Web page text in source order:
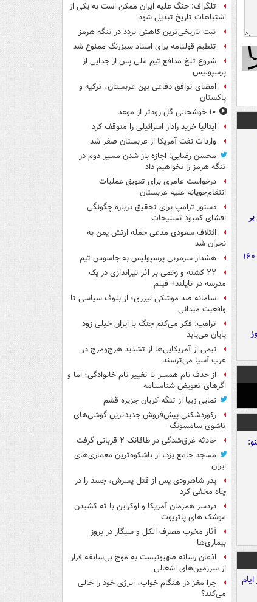
فوتی بر
در ۱۶۰ روز
تلگراف: جنگ علیه ایران ممکن است به یکی از
اشتباهات تاریخ تبدیل شود
ثبت تاریخی‌ترین کاهش تردد در تنگه هرمز
تنظیم قولنامه برای اسناد سبزرنگ ممنوع شد
شروع تلخ مدافع تیم ملی پس از جدایی از
پرسپولیس
امضای توافق دفاعی بین عربستان، ترکیه و
پاکستان
۱۰ خوشحالی گل زودتر از موعد
ایتالیا خرید رادار اسرائیلی را متوقف کرد
واردات نفت آمریکا از عربستان صفر شد
محسن رضایی: اجازه باز شدن مسیر دوم در
تنگه هرمز را نخواهیم داد
درخواست عامری برای تعویق عملیات
انتقام‌جویانه علیه عربستان
دستور ترامپ برای تحقیق درباره چگونگی
افشای کمبود تسلیحات
ائتلاف سعودی مدعی حمله ارتش یمن به
نجران شد
هشدار سرمربی پرسپولیس به جاسوس تیم
۲۲ کشته و زخمی بر اثر تیراندازی در یک
مدرسه در تایلند+ فیلم
سامانه ضد موشکی لیزری؛ از بلوف سیاسی تا
واقعیت میدانی
ترامپ: فکر می‌کنم جنگ با ایران خیلی زود
پایان می‌یابد
نیمی از آمریکایی‌ها از تشدید هرج‌ومرج در
غرب آسیا می‌ترسند
از حذف نام همسر تا تغییر نام خانوادگی؛ اما و
اگرهای تعویض شناسنامه
نمایی زیبا از تنگه کریان جزیره قشم
رکوردشکنی پیش‌فروش جدیدترین گوشی‌های
تاشوی سامسونگ
حادثه غرق‌شدگی در طاقانک ۲ قربانی گرفت
مسجد جامع یزد، از باشکوه‌ترین معماری‌های
ایران
پدر شاهرودی پس از قتل پسرش، جسد را در
چاه مخفی کرد
دردسر همزمان آمریکا و اوکراین با ته کشیدن
موشک های پاتریوت
آثار مخرب مصرف الکل و سیگار در بروز
بیماری‌ها
اذعان رسانه صهیونیست به موج بی‌سابقه فرار
از سرزمین‌های اشغالی
چرا مغز در هنگام خواب، انرژی خود را خالی
می‌کند؟